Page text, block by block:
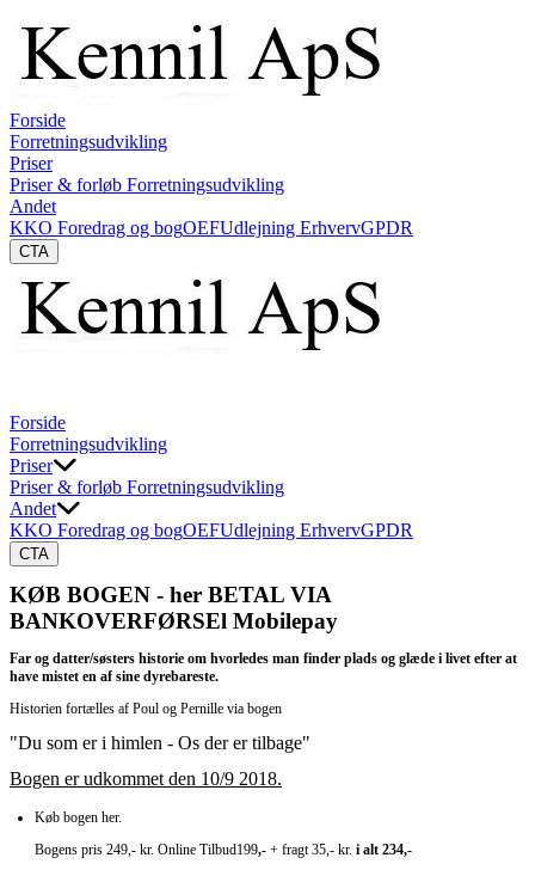
Forside
Forretningsudvikling
Priser
Priser & forløb Forretningsudvikling
Andet
KKO Foredrag og bogOEFUdlejning ErhvervGPDR
CTA
Forside
Forretningsudvikling
Priser
Priser & forløb Forretningsudvikling
Andet
KKO Foredrag og bogOEFUdlejning ErhvervGPDR
CTA
KØB BOGEN - her BETAL VIA
BANKOVERFØRSEl Mobilepay
Far og datter/søsters historie om hvorledes man finder plads og glæde i livet efter at
have mistet en af sine dyrebareste.
Historien fortælles af Poul og Pernille via bogen
​"Du som er i himlen - Os der er tilbage"
Bogen er udkommet den 10/9 2018.
Køb bogen her.
Bogens pris 249,- kr. Online Tilbud199,- + fragt 35,- kr. i alt 234,-